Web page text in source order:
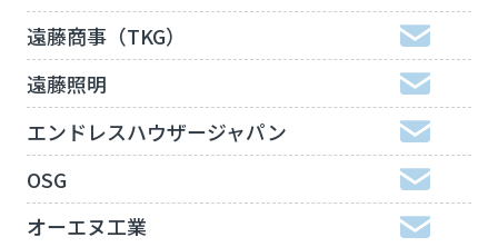
遠藤商事（TKG）
遠藤照明
エンドレスハウザージャパン
OSG
オーエヌ工業